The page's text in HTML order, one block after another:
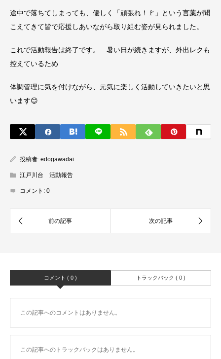
途中で落ちてしまっても、優しく「頑張れ！🚩」という言葉が聞
こえてきて皆で応援しあいながら取り組む姿が見られました。
これで活動報告は終了です。 暑い日が続きますが、外出レクも
控えているため
体調管理に気を付けながら、元気に楽しく活動していきたいと思
います😊
投稿者: edogawadai
江戸川台 活動報告
コメント: 0
コメント ( 0 ) トラックバック ( 0 )
この記事へのコメントはありません。
この記事へのトラックバックはありません。